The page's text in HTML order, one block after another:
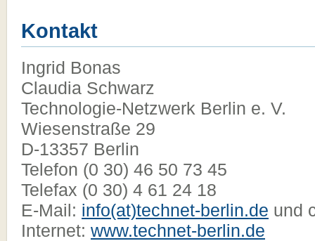
Kontakt
Ingrid Bonas
Claudia Schwarz
Technologie-Netzwerk Berlin e. V.
Wiesenstraße 29
D-13357 Berlin
Telefon (0 30) 46 50 73 45
Telefax (0 30) 4 61 24 18
E-Mail: info(at)technet-berlin.de und
Internet: www.technet-berlin.de